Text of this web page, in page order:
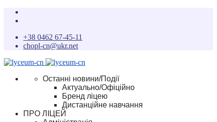
+38 0462 67-45-11
chopl-cn@ukr.net
Останні новини/Події
Актуально/Офіційно
Бренд ліцею
Дистанційне навчання
ПРО ЛІЦЕЙ